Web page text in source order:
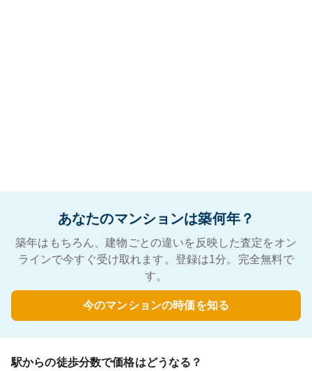
あなたのマンションは築何年？
築年はもちろん、建物ごとの違いを反映した査定をオン
ラインで今すぐ受け取れます。登録は1分。完全無料で
す。
今のマンションの時価を知る
駅からの徒歩分数で価格はどうなる？